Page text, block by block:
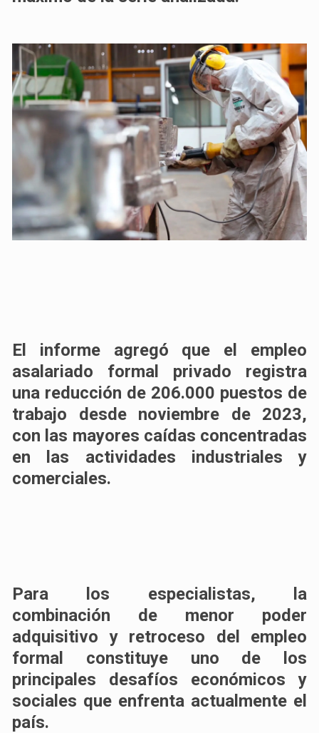
El informe agregó que el empleo
asalariado formal privado registra
una reducción de 206.000 puestos de
trabajo desde noviembre de 2023,
con las mayores caídas concentradas
en las actividades industriales y
comerciales.
Para los especialistas, la
combinación de menor poder
adquisitivo y retroceso del empleo
formal constituye uno de los
principales desafíos económicos y
sociales que enfrenta actualmente el
país.